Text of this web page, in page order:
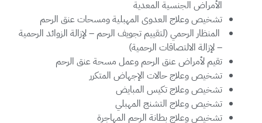
الأمراض الجنسية المعدية
تشخيص وعلاج العدوى المهبلية ومسحات عنق الرحم
المنظار الرحمي (لتقييم تجويف الرحم – لإزالة الزوائد الرحمية
– لإزالة الالتصاقات الرحمية)
تقيم لأمراض عنق الرحم وعمل مسحة عنق الرحم
تشخيص وعلاج حالات الإجهاض المتكرر
تشخيص وعلاج تكيس المبايض
تشخيص وعلاج التشنج المهبلي
تشخيص وعلاج بطانة الرحم المهاجرة